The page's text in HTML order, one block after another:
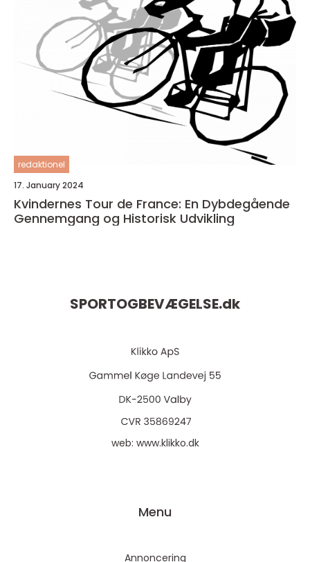
redaktionel
17. January 2024
Kvindernes Tour de France: En Dybdegående
Gennemgang og Historisk Udvikling
SPORTOGBEVÆGELSE.dk
web: www.klikko.dk
Menu
Annoncering